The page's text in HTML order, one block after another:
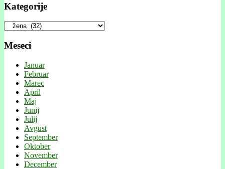
Kategorije
Kategorije
Meseci
Januar
Februar
Marec
April
Maj
Junij
Julij
Avgust
September
Oktober
November
December